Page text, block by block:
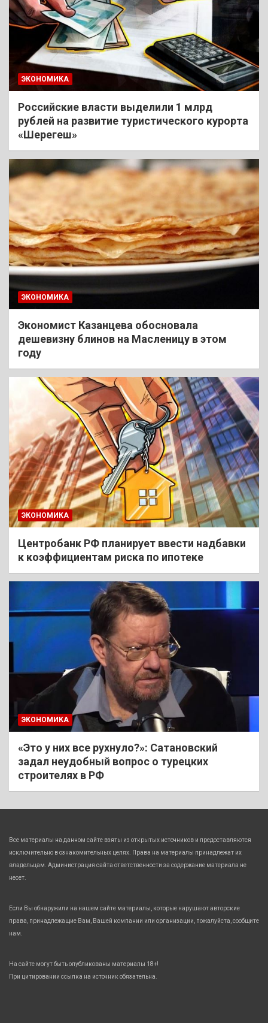
ЭКОНОМИКА
Российские власти выделили 1 млрд
рублей на развитие туристического курорта
«Шерегеш»
ЭКОНОМИКА
Экономист Казанцева обосновала
дешевизну блинов на Масленицу в этом
году
ЭКОНОМИКА
Центробанк РФ планирует ввести надбавки
к коэффициентам риска по ипотеке
ЭКОНОМИКА
«Это у них все рухнуло?»: Сатановский
задал неудобный вопрос о турецких
строителях в РФ
Все материалы на данном сайте взяты из открытых источников и предоставляются
исключительно в ознакомительных целях. Права на материалы принадлежат их
владельцам. Администрация сайта ответственности за содержание материала не
несет.
Если Вы обнаружили на нашем сайте материалы, которые нарушают авторские
права, принадлежащие Вам, Вашей компании или организации, пожалуйста, сообщите
нам.
На сайте могут быть опубликованы материалы 18+!
При цитировании ссылка на источник обязательна.